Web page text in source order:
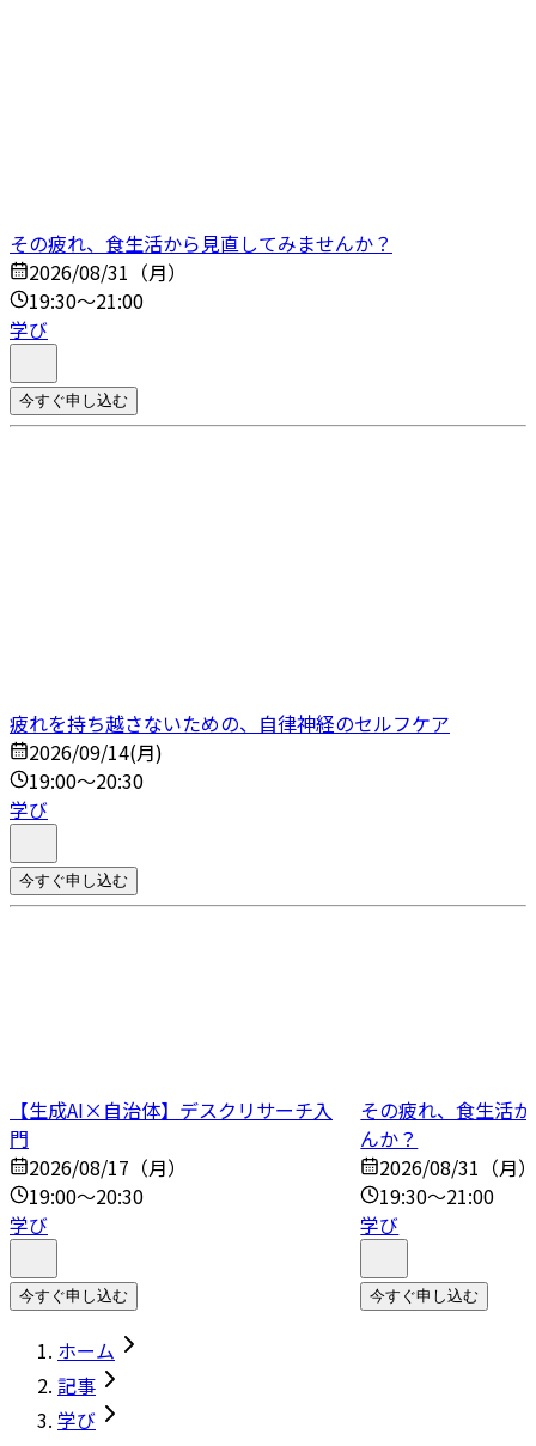
その疲れ、食生活から見直してみませんか？
2026/08/31（月）
19:30～21:00
学び
今すぐ申し込む
疲れを持ち越さないための、自律神経のセルフケア
2026/09/14(月)
19:00～20:30
学び
今すぐ申し込む
【生成AI×自治体】デスクリサーチ入
門
2026/08/17（月）
19:00～20:30
学び
今すぐ申し込む
その疲れ、食生活
んか？
2026/08/31（月
19:30～21:00
学び
今すぐ申し込む
ホーム
記事
学び